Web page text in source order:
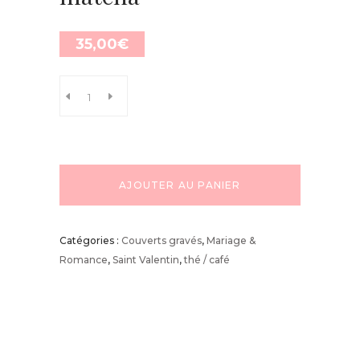
35,00€
AJOUTER AU PANIER
Catégories : Couverts gravés, Mariage &
Romance, Saint Valentin,thé / café